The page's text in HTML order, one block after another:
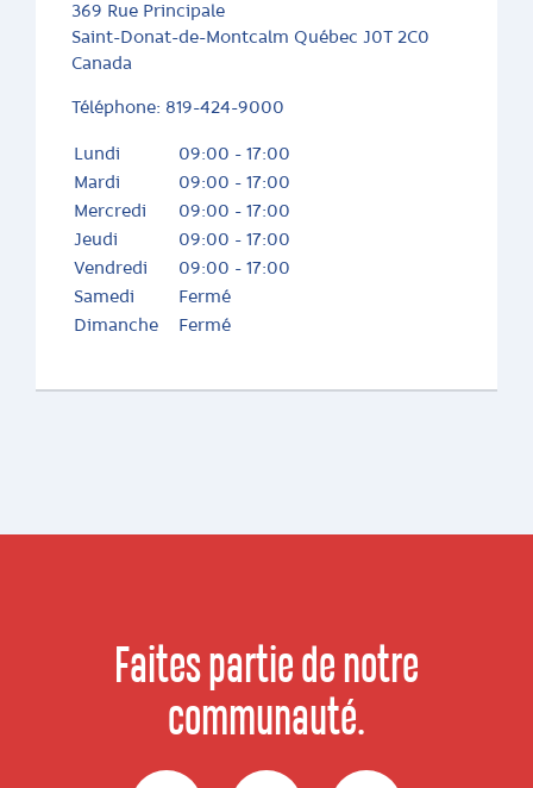
369 Rue Principale
Saint-Donat-de-Montcalm Québec J0T 2C0
Canada
Téléphone: 819-424-9000
Lundi
09:00 - 17:00
Mardi
09:00 - 17:00
Mercredi
09:00 - 17:00
Jeudi
09:00 - 17:00
Vendredi
09:00 - 17:00
Samedi
Fermé
Dimanche
Fermé
Faites partie de notre
communauté.